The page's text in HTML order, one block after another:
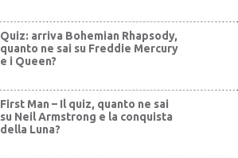
Quiz: arriva Bohemian Rhapsody,
quanto ne sai su Freddie Mercury
e i Queen?
First Man – Il quiz, quanto ne sai
su Neil Armstrong e la conquista
della Luna?